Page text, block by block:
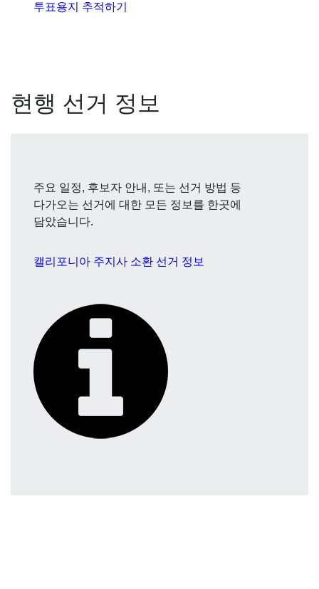
투표용지 추적하기
현행 선거 정보
주요 일정, 후보자 안내, 또는 선거 방법 등
다가오는 선거에 대한 모든 정보를 한곳에
담았습니다.
캘리포니아 주지사 소환 선거 정보